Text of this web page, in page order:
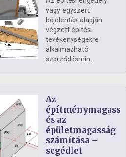
vagy egyszerű
bejelentés alapján
végzett építési
tevékenységekre
alkalmazható
szerződésmin...
Az
építménymagasság
és az
épületmagasság
számítása –
segédlet